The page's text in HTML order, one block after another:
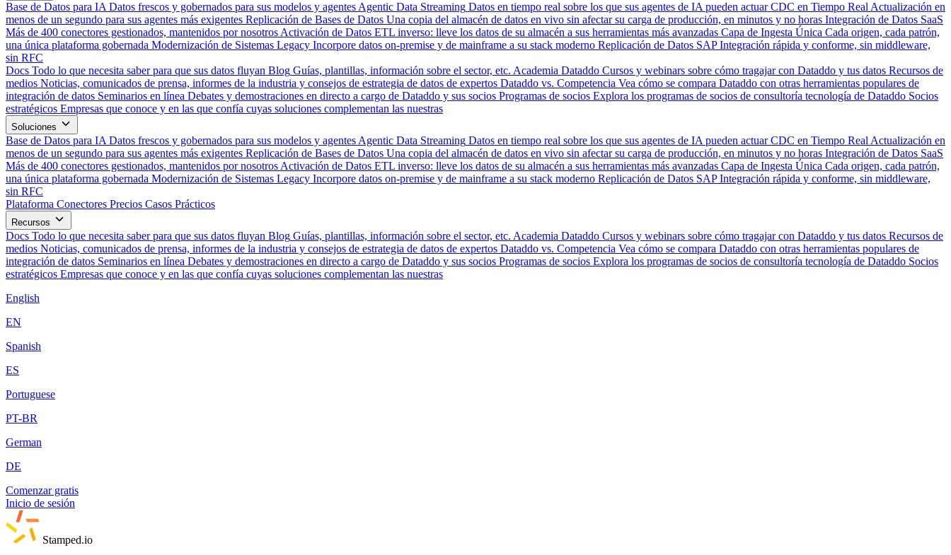
Base de Datos para IA Datos frescos y gobernados para sus modelos y agentes Agentic Data Streaming Datos en tiempo real sobre los que sus agentes de IA pueden actuar CDC en Tiempo Real Actualización en
menos de un segundo para sus agentes más exigentes Replicación de Bases de Datos Una copia del almacén de datos en vivo sin afectar su carga de producción, en minutos y no horas Integración de Datos SaaS
Más de 400 conectores gestionados, mantenidos por nosotros Activación de Datos ETL inverso: lleve los datos de su almacén a sus herramientas más avanzadas Capa de Ingesta Única Cada origen, cada patrón,
una única plataforma gobernada Modernización de Sistemas Legacy Incorpore datos on-premise y de mainframe a su stack moderno Replicación de Datos SAP Integración rápida y conforme, sin middleware,
sin RFC
Docs Todo lo que necesita saber para que sus datos fluyan Blog Guías, plantillas, información sobre el sector, etc. Academia Dataddo Cursos y webinars sobre cómo tragajar con Dataddo y tus datos Recursos de
medios Noticias, comunicados de prensa, informes de la industria y consejos de estrategia de datos de expertos Dataddo vs. Competencia Vea cómo se compara Dataddo con otras herramientas populares de
integración de datos Seminarios en línea Debates y demostraciones en directo a cargo de Dataddo y sus socios Programas de socios Explora los programas de socios de consultoría tecnología de Dataddo Socios
estratégicos Empresas que conoce y en las que confía cuyas soluciones complementan las nuestras
Soluciones
Base de Datos para IA Datos frescos y gobernados para sus modelos y agentes Agentic Data Streaming Datos en tiempo real sobre los que sus agentes de IA pueden actuar CDC en Tiempo Real Actualización en
menos de un segundo para sus agentes más exigentes Replicación de Bases de Datos Una copia del almacén de datos en vivo sin afectar su carga de producción, en minutos y no horas Integración de Datos SaaS
Más de 400 conectores gestionados, mantenidos por nosotros Activación de Datos ETL inverso: lleve los datos de su almacén a sus herramientas más avanzadas Capa de Ingesta Única Cada origen, cada patrón,
una única plataforma gobernada Modernización de Sistemas Legacy Incorpore datos on-premise y de mainframe a su stack moderno Replicación de Datos SAP Integración rápida y conforme, sin middleware,
sin RFC
Plataforma Conectores Precios Casos Prácticos
Recursos
Docs Todo lo que necesita saber para que sus datos fluyan Blog Guías, plantillas, información sobre el sector, etc. Academia Dataddo Cursos y webinars sobre cómo tragajar con Dataddo y tus datos Recursos de
medios Noticias, comunicados de prensa, informes de la industria y consejos de estrategia de datos de expertos Dataddo vs. Competencia Vea cómo se compara Dataddo con otras herramientas populares de
integración de datos Seminarios en línea Debates y demostraciones en directo a cargo de Dataddo y sus socios Programas de socios Explora los programas de socios de consultoría tecnología de Dataddo Socios
estratégicos Empresas que conoce y en las que confía cuyas soluciones complementan las nuestras
English
EN
Spanish
ES
Portuguese
PT-BR
German
DE
Comenzar gratis
Inicio de sesión
Stamped.io